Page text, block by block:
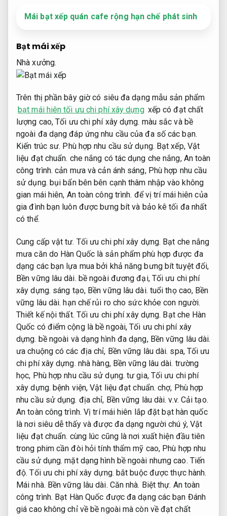
Mái bạt xếp quán cafe rộng hạn chế phát sinh
Bạt mái xếp
Nhà xưởng.
Trên thị phần bây giờ có siêu đa dạng mẫu sản phẩm
bạt mái hiên tối ưu chi phí xây dựng xếp có đạt chất
lượng cao,Tối ưu chi phí xây dựng. màu sắc và bề
ngoài đa dạng đáp ứng nhu cầu của đa số các bạn.
Kiến trúc sư. Phù hợp nhu cầu sử dụng. Bạt xếp, Vật
liệu đạt chuẩn. che nắng có tác dụng che nắng, An toàn
công trình. cản mưa và cản ánh sáng, Phù hợp nhu cầu
sử dụng. bụi bẩn bên bên cạnh thâm nhập vào không
gian mái hiên, An toàn công trình. để vị trí mái hiên của
gia đình bạn luôn được bưng bít và bảo kê tối đa nhất
có thể.
Cung cấp vật tư. Tối ưu chi phí xây dựng. Bạt che nắng
mưa căn do Hàn Quốc là sản phẩm phù hợp được đa
dạng các bạn lựa mua bởi khả năng bưng bít tuyệt đối,
Bền vững lâu dài. bề ngoài đương đại, Tối ưu chi phí
xây dựng. sáng tạo, Bền vững lâu dài. tuổi thọ cao, Bền
vững lâu dài. hạn chế rủi ro cho sức khỏe con người.
Thiết kế nội thất. Tối ưu chi phí xây dựng. Bạt che Hàn
Quốc có điểm cộng là bề ngoài,Tối ưu chi phí xây
dựng. bề ngoài và dạng hình đa dạng, Bền vững lâu dài.
ưa chuộng có các địa chỉ, Bền vững lâu dài. spa, Tối ưu
chi phí xây dựng. nhà hàng, Bền vững lâu dài. trường
học, Phù hợp nhu cầu sử dụng. tư gia, Tối ưu chi phí
xây dựng. bệnh viện,Vật liệu đạt chuẩn. chợ, Phù hợp
nhu cầu sử dụng. địa chỉ, Bền vững lâu dài. v.v. Cải tạo.
An toàn công trình. Vị trí mái hiên lắp đặt bạt hàn quốc
là nơi siêu dễ thấy và được đa dạng người chú ý, Vật
liệu đạt chuẩn. cùng lúc cũng là nơi xuất hiện đầu tiên
trong phim cần đòi hỏi tính thẩm mỹ cao, Phù hợp nhu
cầu sử dụng. mặt dạng hình bề ngoài nhưng cao. Tiến
độ. Tối ưu chi phí xây dựng. bắt buộc được thực hành.
Mái nhà. Bền vững lâu dài. Căn nhà. Biệt thự. An toàn
công trình. Bạt Hàn Quốc được đa dạng các bạn Đánh
giá cao không chỉ về bề ngoài mà còn về đạt chất